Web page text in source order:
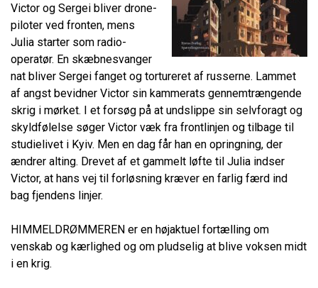
Victor og Sergei bliver drone­
piloter ved fronten, mens
Julia starter som radio­
operatør. En skæbnesvanger
nat bliver Sergei fanget og tortureret af russerne. Lammet
af angst bevidner Victor sin kammerats gennemtrængende
skrig i mørket. I et forsøg på at undslippe sin selvforagt og
skyldfølelse søger Victor væk fra frontlinjen og tilbage til
studielivet i Kyiv. Men en dag får han en opringning, der
ændrer alting. Drevet af et gammelt løfte til Julia indser
Victor, at hans vej til forløsning kræver en farlig færd ind
bag fjendens linjer.
HIMMELDRØMMEREN er en højaktuel fortælling om
venskab og kærlighed og om pludselig at blive voksen midt
i en krig.